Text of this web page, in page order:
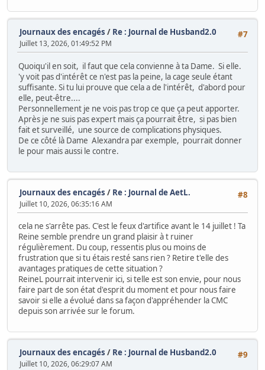
#7
Journaux des encagés / Re : Journal de Husband2.0
Juillet 13, 2026, 01:49:52 PM
Quoiqu'il en soit, il faut que cela convienne à ta Dame. Si elle.
'y voit pas d'intérêt ce n'est pas la peine, la cage seule étant
suffisante. Si tu lui prouve que cela a de l'intérêt, d'abord pour
elle, peut-être....
Personnellement je ne vois pas trop ce que ça peut apporter.
Après je ne suis pas expert mais ça pourrait être, si pas bien
fait et surveillé, une source de complications physiques.
De ce côté là Dame Alexandra par exemple, pourrait donner
le pour mais aussi le contre.
#8
Journaux des encagés / Re : Journal de AetL.
Juillet 10, 2026, 06:35:16 AM
cela ne s'arrête pas. C'est le feux d'artifice avant le 14 juillet ! Ta
Reine semble prendre un grand plaisir à t ruiner
régulièrement. Du coup, ressentis plus ou moins de
frustration que si tu étais resté sans rien ? Retire t'elle des
avantages pratiques de cette situation ?
ReineL pourrait intervenir ici, si telle est son envie, pour nous
faire part de son état d'esprit du moment et pour nous faire
savoir si elle a évolué dans sa façon d'appréhender la CMC
depuis son arrivée sur le forum.
#9
Journaux des encagés / Re : Journal de Husband2.0
Juillet 10, 2026, 06:29:07 AM